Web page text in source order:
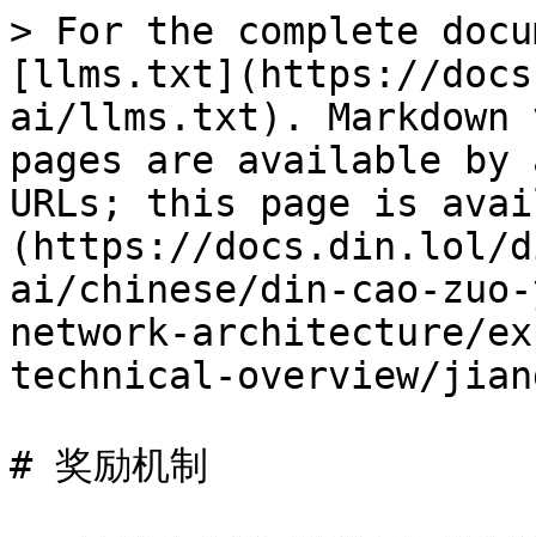
> For the complete
[llms.txt](https://
ai/llms.txt). Markdown
pages are available by
URLs; this page is
(https://docs.din.lol/
ai/chinese/din-cao-
network-architecture/
technical-overview/
# 奖励机制